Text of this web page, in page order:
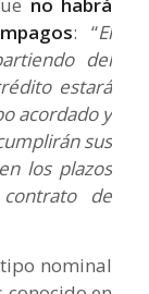
: “El
del
estará
acordado y
sus
los plazos
de
nominal